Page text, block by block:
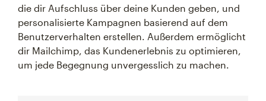
die dir Aufschluss über deine Kunden geben, und
personalisierte Kampagnen basierend auf dem
Benutzerverhalten erstellen. Außerdem ermöglicht
dir Mailchimp, das Kundenerlebnis zu optimieren,
um jede Begegnung unvergesslich zu machen.